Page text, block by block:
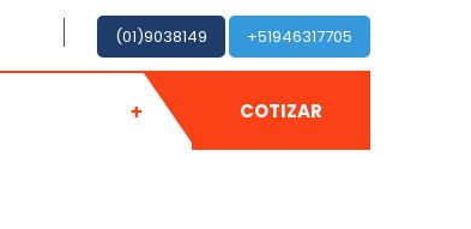
(01)9038149 +51946317705
COTIZAR